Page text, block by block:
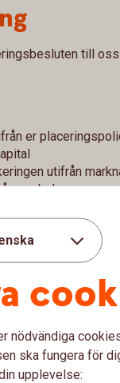
till
er
utifrån
era behov
nödvändiga
ska fungera för
upplevelse: